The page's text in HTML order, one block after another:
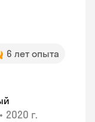
6 лет опыта
• 2020 г.